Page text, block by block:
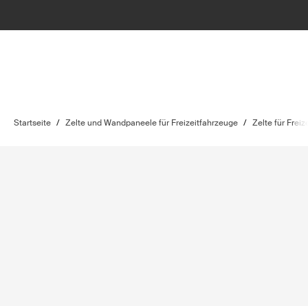
Startseite / Zelte und Wandpaneele für Freizeitfahrzeuge / Zelte für